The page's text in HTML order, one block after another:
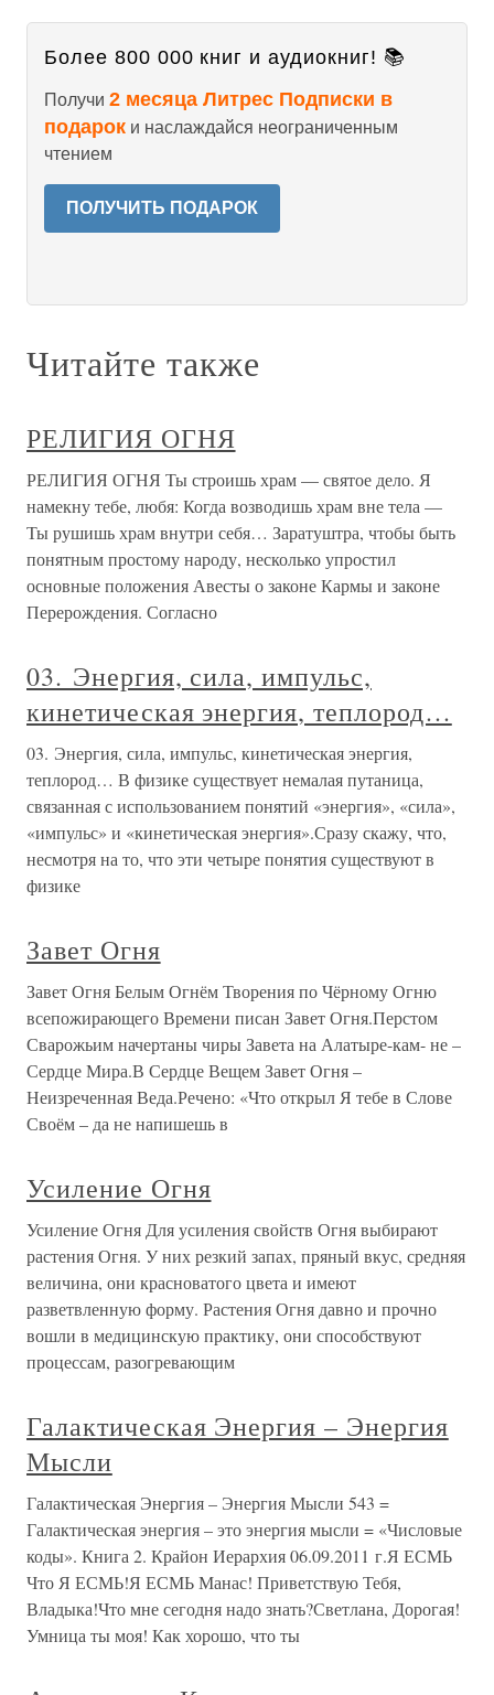
Более 800 000 книг и аудиокниг! 📚
Получи 2 месяца Литрес Подписки в
подарок и наслаждайся неограниченным
чтением
ПОЛУЧИТЬ ПОДАРОК
Читайте также
РЕЛИГИЯ ОГНЯ
РЕЛИГИЯ ОГНЯ Ты строишь храм — святое дело. Я
намекну тебе, любя: Когда возводишь храм вне тела —
Ты рушишь храм внутри себя… Заратуштра, чтобы быть
понятным простому народу, несколько упростил
основные положения Авесты о законе Кармы и законе
Перерождения. Согласно
03. Энергия, сила, импульс,
кинетическая энергия, теплород…
03. Энергия, сила, импульс, кинетическая энергия,
теплород… В физике существует немалая путаница,
связанная с использованием понятий «энергия», «сила»,
«импульс» и «кинетическая энергия».Сразу скажу, что,
несмотря на то, что эти четыре понятия существуют в
физике
Завет Огня
Завет Огня Белым Огнём Творения по Чёрному Огню
всепожирающего Времени писан Завет Огня.Перстом
Сварожьим начертаны чиры Завета на Алатыре-кам- не –
Сердце Мира.В Сердце Вещем Завет Огня –
Неизреченная Веда.Речено: «Что открыл Я тебе в Слове
Своём – да не напишешь в
Усиление Огня
Усиление Огня Для усиления свойств Огня выбирают
растения Огня. У них резкий запах, пряный вкус, средняя
величина, они красноватого цвета и имеют
разветвленную форму. Растения Огня давно и прочно
вошли в медицинскую практику, они способствуют
процессам, разогревающим
Галактическая Энергия – Энергия
Мысли
Галактическая Энергия – Энергия Мысли 543 =
Галактическая энергия – это энергия мысли = «Числовые
коды». Книга 2. Крайон Иерархия 06.09.2011 г.Я ЕСМЬ
Что Я ЕСМЬ!Я ЕСМЬ Манас! Приветствую Тебя,
Владыка!Что мне сегодня надо знать?Светлана, Дорогая!
Умница ты моя! Как хорошо, что ты